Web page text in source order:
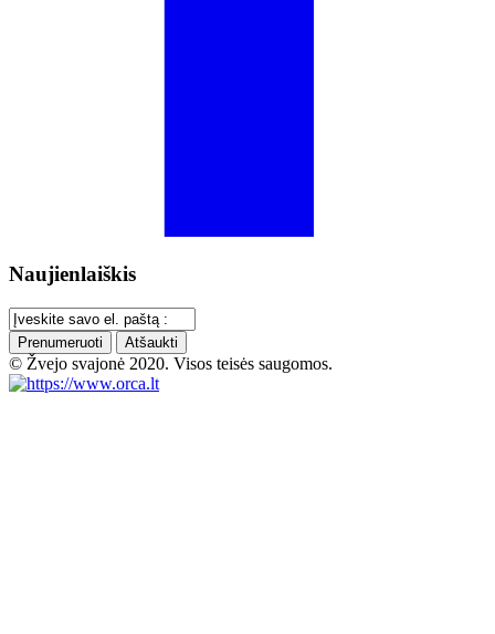
Naujienlaiškis
Prenumeruoti Atšaukti
© Žvejo svajonė 2020. Visos teisės saugomos.